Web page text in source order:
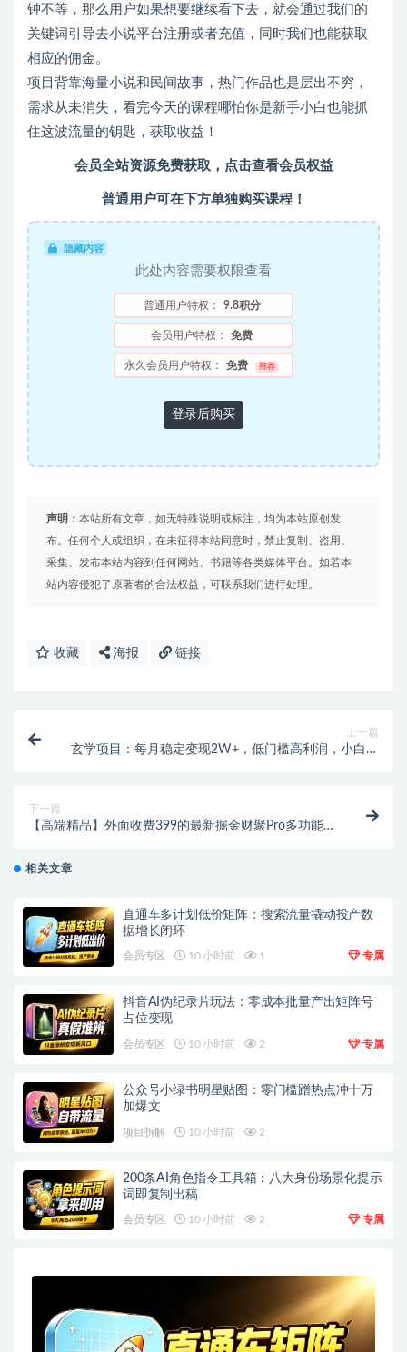
钟不等，那么用户如果想要继续看下去，就会通过我们的
关键词引导去小说平台注册或者充值，同时我们也能获取
相应的佣金。
项目背靠海量小说和民间故事，热门作品也是层出不穷，
需求从未消失，看完今天的课程哪怕你是新手小白也能抓
住这波流量的钥匙，获取收益！
会员全站资源免费获取，点击查看会员权益
普通用户可在下方单独购买课程！
隐藏内容
此处内容需要权限查看
普通用户特权： 9.8积分
会员用户特权： 免费
永久会员用户特权： 免费 推荐
登录后购买
声明： 本站所有文章，如无特殊说明或标注，均为本站原创发
布。任何个人或组织，在未征得本站同意时，禁止复制、盗用、
采集、发布本站内容到任何网站、书籍等各类媒体平台。如若本
站内容侵犯了原著者的合法权益，可联系我们进行处理。
收藏 海报 链接
上一篇
玄学项目：每月稳定变现2W+，低门槛高利润，小白也
下一篇
【高端精品】外面收费399的最新掘金财聚Pro多功能脚
相关文章
直通车多计划低价矩阵：搜索流量撬动投产数
据增长闭环
会员专区 10 小时前 1 专属
抖音AI伪纪录片玩法：零成本批量产出矩阵号
占位变现
会员专区 10 小时前 2 专属
公众号小绿书明星贴图：零门槛蹭热点冲十万
加爆文
项目拆解 10 小时前 2
200条AI角色指令工具箱：八大身份场景化提示
词即复制出稿
会员专区 10 小时前 2 专属